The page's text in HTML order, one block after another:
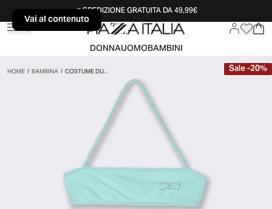
Vai al contenutoSPEDIZIONE GRATUITA DA 49,99€
DONNAUOMOBAMBINI
HOME/BAMBINA/COSTUME DU... Sale-20%
Vai al contenuto